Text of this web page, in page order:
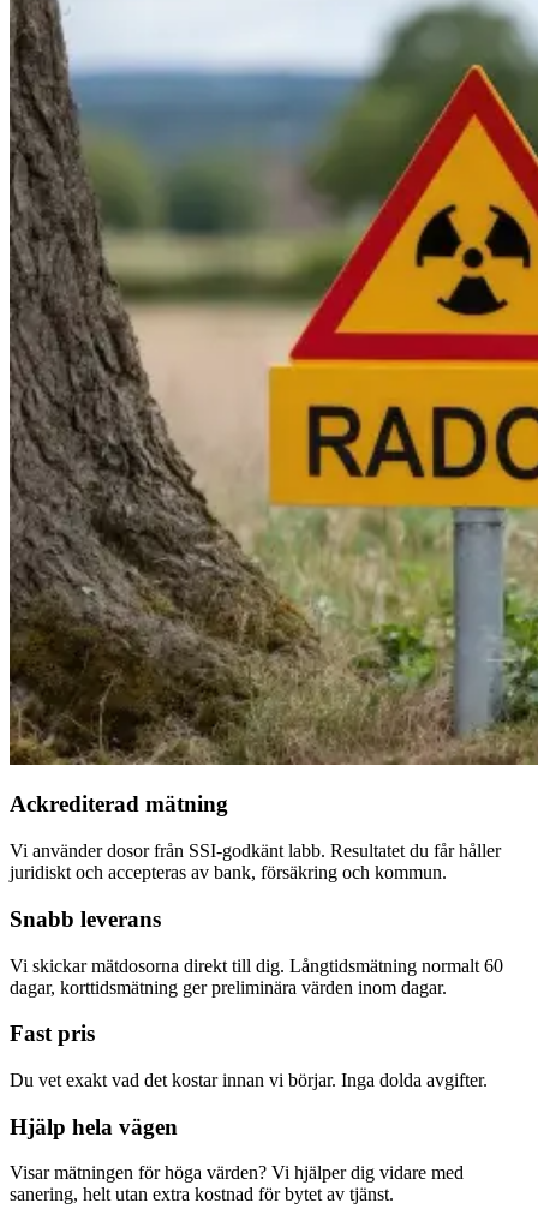
Ackrediterad mätning
Vi använder dosor från SSI-godkänt labb. Resultatet du får håller
juridiskt och accepteras av bank, försäkring och kommun.
Snabb leverans
Vi skickar mätdosorna direkt till dig. Långtidsmätning normalt 60
dagar, korttidsmätning ger preliminära värden inom dagar.
Fast pris
Du vet exakt vad det kostar innan vi börjar. Inga dolda avgifter.
Hjälp hela vägen
Visar mätningen för höga värden? Vi hjälper dig vidare med
sanering, helt utan extra kostnad för bytet av tjänst.